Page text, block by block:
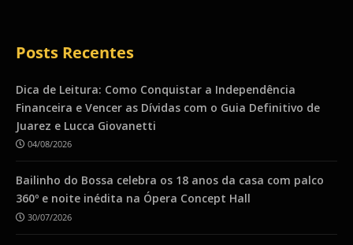
Posts Recentes
Dica de Leitura: Como Conquistar a Independência
Financeira e Vencer as Dívidas com o Guia Definitivo de
Juarez e Lucca Giovanetti
04/08/2026
Bailinho do Bossa celebra os 18 anos da casa com palco
360º e noite inédita na Ópera Concept Hall
30/07/2026